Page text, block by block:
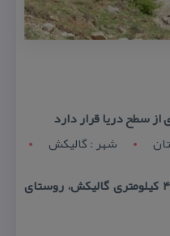
شهر : گاليکش
آدرس : ایران، استان گلستان، ۴۲ كیلومتری گالیكش، روستای